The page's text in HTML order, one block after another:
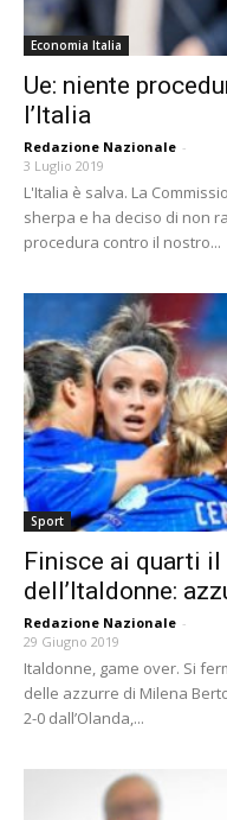
Economia Italia
Ue: niente
l’Italia
Redazione Nazionale -
3 Luglio 2019
L'Italia è salva. La
sherpa e ha deciso di non
procedura contro il nostro...
Sport
Finisce ai quarti il
dell’Italdonne:
Redazione Nazionale -
29 Giugno 2019
Italdonne, game over. Si
delle azzurre di Milena
2-0 dall’Olanda,...